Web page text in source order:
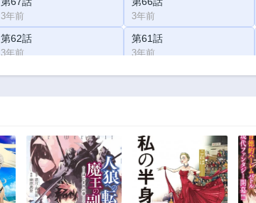
3年前 3年前
第62話
3年前
第61話
3年前
第57話 第56話
第47話
3年前
第46話
3年前
第42話
3年前
第41話
3年前